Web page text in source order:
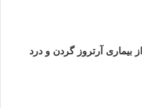
بیماری آرتروز گردن و درد